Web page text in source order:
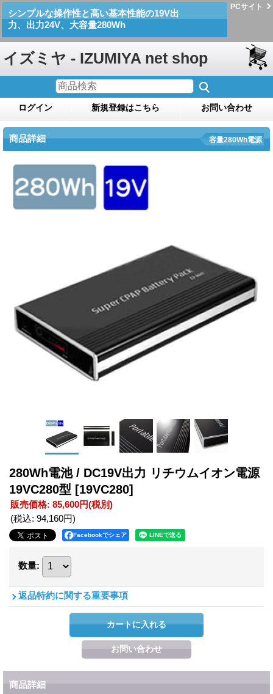
シンプルな操作性と高い基本性能の19V出
力、出力24V、大容量280Wh
PCサイト
イズミヤ - IZUMIYA net shop
ログイン 新規登録はこちら お問い合わせ
商品詳細 容量280Wh電源
280Wh電池 / DC19V出力 リチウムイオン電源
19VC280型 [19VC280]
販売価格: 85,600円(税別)
(税込: 94,160円)
Facebookでシェア
数量:
返品特約に関する重要事項
商品詳細